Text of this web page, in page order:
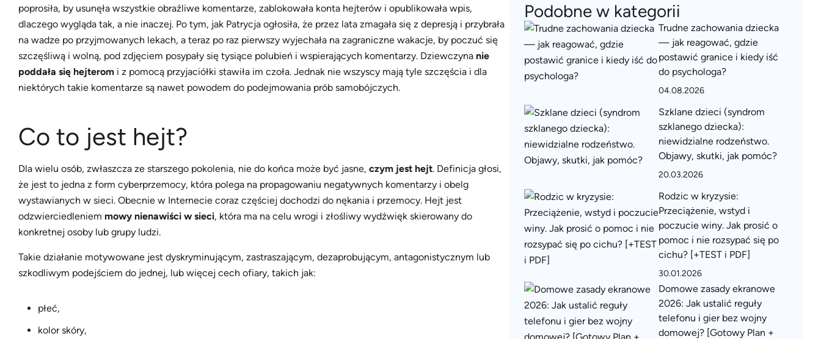
poprosiła, by usunęła wszystkie obraźliwe komentarze, zablokowała konta hejterów i opublikowała wpis,
dlaczego wygląda tak, a nie inaczej. Po tym, jak Patrycja ogłosiła, że przez lata zmagała się z depresją i przybrała
na wadze po przyjmowanych lekach, a teraz po raz pierwszy wyjechała na zagraniczne wakacje, by poczuć się
szczęśliwą i wolną, pod zdjęciem posypały się tysiące polubień i wspierających komentarzy. Dziewczyna nie
poddała się hejterom i z pomocą przyjaciółki stawiła im czoła. Jednak nie wszyscy mają tyle szczęścia i dla
niektórych takie komentarze są nawet powodem do podejmowania prób samobójczych.
Co to jest hejt?
Dla wielu osób, zwłaszcza ze starszego pokolenia, nie do końca może być jasne, czym jest hejt. Definicja głosi,
że jest to jedna z form cyberprzemocy, która polega na propagowaniu negatywnych komentarzy i obelg
wystawianych w sieci. Obecnie w Internecie coraz częściej dochodzi do nękania i przemocy. Hejt jest
odzwierciedleniem mowy nienawiści w sieci, która ma na celu wrogi i złośliwy wydźwięk skierowany do
konkretnej osoby lub grupy ludzi.
Takie działanie motywowane jest dyskryminującym, zastraszającym, dezaprobującym, antagonistycznym lub
szkodliwym podejściem do jednej, lub więcej cech ofiary, takich jak:
płeć,
kolor skóry,
Podobne w kategorii
Trudne zachowania dziecka
— jak reagować, gdzie
postawić granice i kiedy iść
do psychologa?
04.08.2026
Szklane dzieci (syndrom
szklanego dziecka):
niewidzialne rodzeństwo.
Objawy, skutki, jak pomóc?
20.03.2026
Rodzic w kryzysie:
Przeciążenie, wstyd i
poczucie winy. Jak prosić o
pomoc i nie rozsypać się po
cichu? [+TEST i PDF]
30.01.2026
Domowe zasady ekranowe
2026: Jak ustalić reguły
telefonu i gier bez wojny
domowej? [Gotowy Plan +